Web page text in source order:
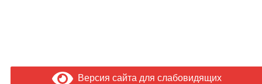
Версия сайта для слабовидящих